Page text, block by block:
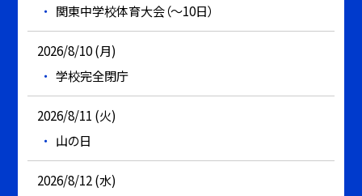
関東中学校体育大会（～10日）
2026/8/10 (月)
学校完全閉庁
2026/8/11 (火)
山の日
2026/8/12 (水)